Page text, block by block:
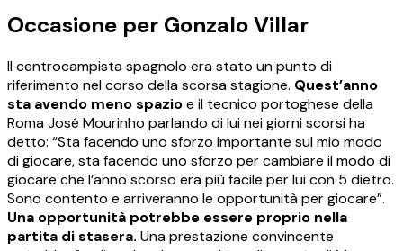
Occasione per Gonzalo Villar
Il centrocampista spagnolo era stato un punto di
riferimento nel corso della scorsa stagione. Quest’anno
sta avendo meno spazioe il tecnico portoghese della
Roma José Mourinho parlando di lui nei giorni scorsi ha
detto: “Sta facendo uno sforzo importante sul mio modo
di giocare, sta facendo uno sforzo per cambiare il modo di
giocare che l’anno scorso era più facile per lui con 5 dietro.
Sono contento e arriveranno le opportunità per giocare”.
Una opportunità potrebbe essere proprio nella
partita di stasera. Una prestazione convincente